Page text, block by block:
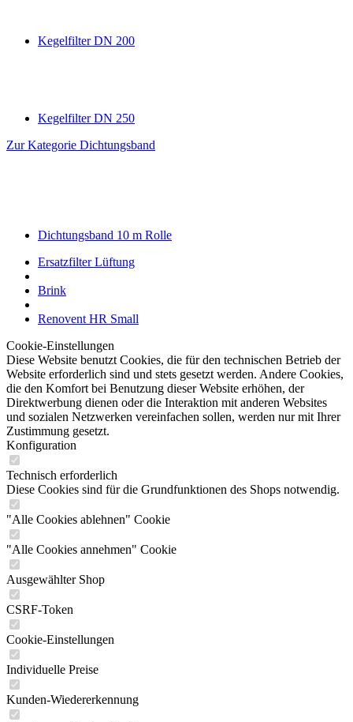
Kegelfilter DN 200
Kegelfilter DN 250
Zur Kategorie Dichtungsband
Dichtungsband 10 m Rolle
Ersatzfilter Lüftung
Brink
Renovent HR Small
Cookie-Einstellungen
Diese Website benutzt Cookies, die für den technischen Betrieb der
Website erforderlich sind und stets gesetzt werden. Andere Cookies,
die den Komfort bei Benutzung dieser Website erhöhen, der
Direktwerbung dienen oder die Interaktion mit anderen Websites
und sozialen Netzwerken vereinfachen sollen, werden nur mit Ihrer
Zustimmung gesetzt.
Konfiguration
Technisch erforderlich
Diese Cookies sind für die Grundfunktionen des Shops notwendig.
"Alle Cookies ablehnen" Cookie
"Alle Cookies annehmen" Cookie
Ausgewählter Shop
CSRF-Token
Cookie-Einstellungen
Individuelle Preise
Kunden-Wiedererkennung